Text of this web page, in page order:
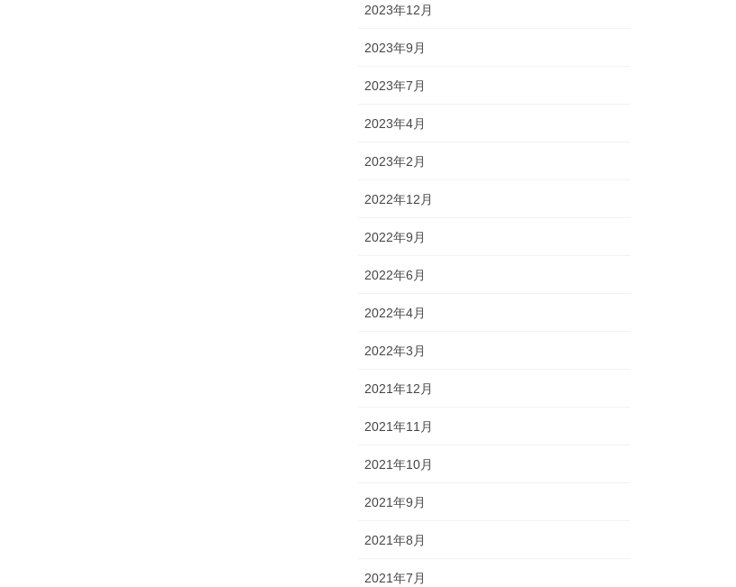
2023年12月
2023年9月
2023年7月
2023年4月
2023年2月
2022年12月
2022年9月
2022年6月
2022年4月
2022年3月
2021年12月
2021年11月
2021年10月
2021年9月
2021年8月
2021年7月